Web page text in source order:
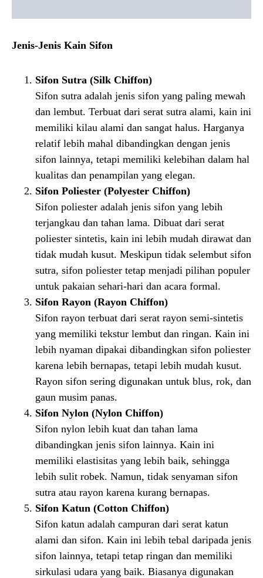
Jenis-Jenis Kain Sifon
Sifon Sutra (Silk Chiffon)
Sifon sutra adalah jenis sifon yang paling mewah
dan lembut. Terbuat dari serat sutra alami, kain ini
memiliki kilau alami dan sangat halus. Harganya
relatif lebih mahal dibandingkan dengan jenis
sifon lainnya, tetapi memiliki kelebihan dalam hal
kualitas dan penampilan yang elegan.
Sifon Poliester (Polyester Chiffon)
Sifon poliester adalah jenis sifon yang lebih
terjangkau dan tahan lama. Dibuat dari serat
poliester sintetis, kain ini lebih mudah dirawat dan
tidak mudah kusut. Meskipun tidak selembut sifon
sutra, sifon poliester tetap menjadi pilihan populer
untuk pakaian sehari-hari dan acara formal.
Sifon Rayon (Rayon Chiffon)
Sifon rayon terbuat dari serat rayon semi-sintetis
yang memiliki tekstur lembut dan ringan. Kain ini
lebih nyaman dipakai dibandingkan sifon poliester
karena lebih bernapas, tetapi lebih mudah kusut.
Rayon sifon sering digunakan untuk blus, rok, dan
gaun musim panas.
Sifon Nylon (Nylon Chiffon)
Sifon nylon lebih kuat dan tahan lama
dibandingkan jenis sifon lainnya. Kain ini
memiliki elastisitas yang lebih baik, sehingga
lebih sulit robek. Namun, tidak senyaman sifon
sutra atau rayon karena kurang bernapas.
Sifon Katun (Cotton Chiffon)
Sifon katun adalah campuran dari serat katun
alami dan sifon. Kain ini lebih tebal daripada jenis
sifon lainnya, tetapi tetap ringan dan memiliki
sirkulasi udara yang baik. Biasanya digunakan